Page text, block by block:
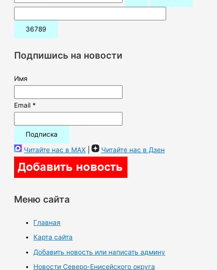
о
и
:Подпишись на новости
Имя
Email *
Читайте нас в MAX | Читайте нас в Дзен
Меню сайта
Главная
Карта сайта
Добавить новость или написать админу
Новости Северо-Енисейского округа